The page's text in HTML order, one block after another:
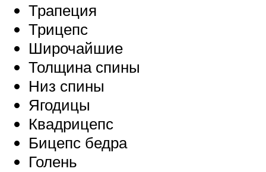
Трапеция
Трицепс
Широчайшие
Толщина спины
Низ спины
Ягодицы
Квадрицепс
Бицепс бедра
Голень